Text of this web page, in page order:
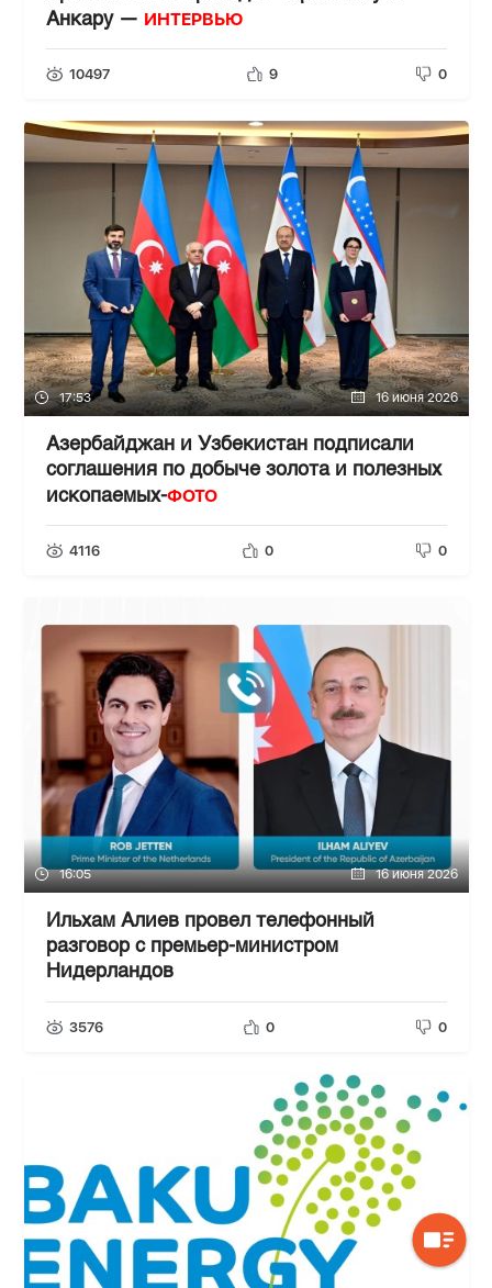
Анкару — ИНТЕРВЬЮ
10497 9 0
17:53 16 июня 2026
Азербайджан и Узбекистан подписали
соглашения по добыче золота и полезных
ископаемых-ФОТО
4116 0 0
16:05 16 июня 2026
Ильхам Алиев провел телефонный
разговор с премьер-министром
Нидерландов
3576 0 0